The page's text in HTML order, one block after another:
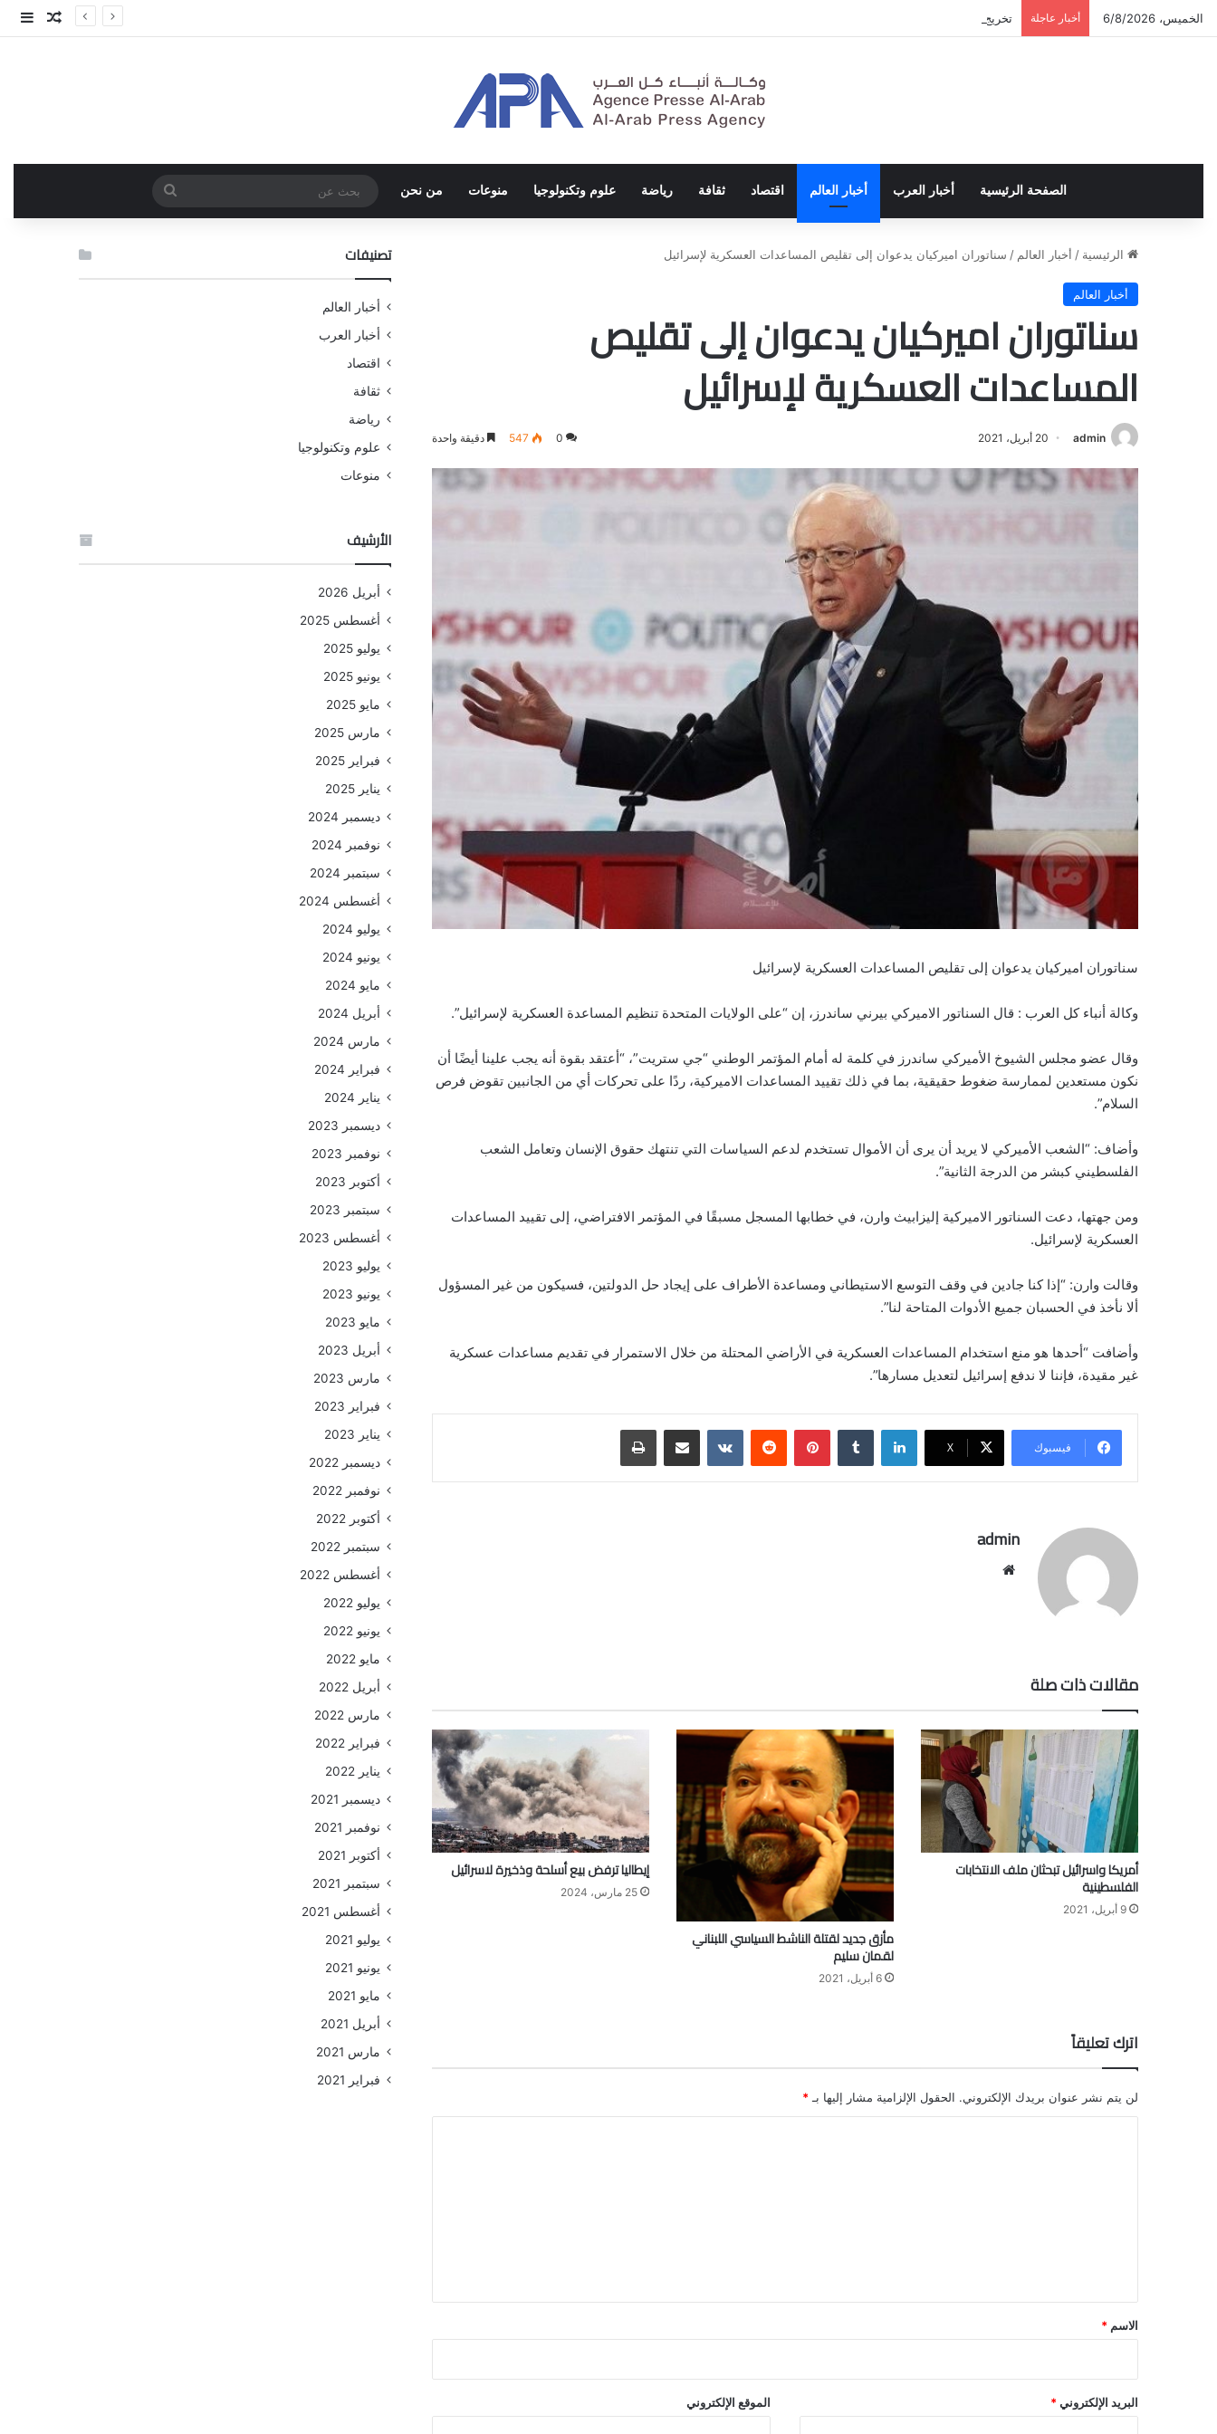
الخميس، 6/8/2026 أخبار عاجلة تخريج دورة إعداد قيادات أكاديمية لمناهضة الاحتلال والفصل العنصري مقال
الصفحة الرئيسية أخبار العرب أخبار العالم اقتصاد ثقافة رياضة علوم وتكنولوجيا منوعات من نحن
بحث
عن
الرئيسية / أخبار العالم / سناتوران اميركيان يدعوان إلى تقليص المساعدات العسكرية لإسرائيل
أخبار العالم
سناتوران اميركيان يدعوان إلى تقليص
المساعدات العسكرية لإسرائيل
admin 20 أبريل، 2021 0
547 دقيقة واحدة
سناتوران اميركيان يدعوان إلى تقليص المساعدات العسكرية لإسرائيل
وكالة أنباء كل العرب : قال السناتور الاميركي بيرني ساندرز، إن “على الولايات المتحدة تنظيم المساعدة العسكرية لإسرائيل”.
وقال عضو مجلس الشيوخ الأميركي ساندرز في كلمة له أمام المؤتمر الوطني “جي ستريت”، “أعتقد بقوة أنه يجب علينا أيضًا أن
نكون مستعدين لممارسة ضغوط حقيقية، بما في ذلك تقييد المساعدات الاميركية، ردًا على تحركات أي من الجانبين تقوض فرص
السلام”.
وأضاف: “الشعب الأميركي لا يريد أن يرى أن الأموال تستخدم لدعم السياسات التي تنتهك حقوق الإنسان وتعامل الشعب
الفلسطيني كبشر من الدرجة الثانية”.
ومن جهتها، دعت السناتور الاميركية إليزابيث وارن، في خطابها المسجل مسبقًا في المؤتمر الافتراضي، إلى تقييد المساعدات
العسكرية لإسرائيل.
وقالت وارن: “إذا كنا جادين في وقف التوسع الاستيطاني ومساعدة الأطراف على إيجاد حل الدولتين، فسيكون من غير المسؤول
ألا نأخذ في الحسبان جميع الأدوات المتاحة لنا”.
وأضافت “أحدها هو منع استخدام المساعدات العسكرية في الأراضي المحتلة من خلال الاستمرار في تقديم مساعدات عسكرية
غير مقيدة، فإننا لا ندفع إسرائيل لتعديل مسارها”.
فيسبوك ‫X
لينكدإن بينتيريست مشاركة عبر البريد طباعة
admin
مقالات ذات صلة
أمريكا واسرائيل تبحثان ملف الانتخابات
الفلسطينية
9 أبريل، 2021
مأزق جديد لقتلة الناشط السياسي اللبناني
لقمان سليم
6 أبريل، 2021
إيطاليا ترفض بيع أسلحة وذخيرة لاسرائيل
25 مارس، 2024
اترك تعليقاً
لن يتم نشر عنوان بريدك الإلكتروني. الحقول الإلزامية مشار إليها بـ *
*
الاسم *
البريد الإلكتروني * الموقع الإلكتروني
تصنيفات
أخبار العالم
أخبار العرب
اقتصاد
ثقافة
رياضة
علوم وتكنولوجيا
منوعات
الأرشيف
أبريل 2026
أغسطس 2025
يوليو 2025
يونيو 2025
مايو 2025
مارس 2025
فبراير 2025
يناير 2025
ديسمبر 2024
نوفمبر 2024
سبتمبر 2024
أغسطس 2024
يوليو 2024
يونيو 2024
مايو 2024
أبريل 2024
مارس 2024
فبراير 2024
يناير 2024
ديسمبر 2023
نوفمبر 2023
أكتوبر 2023
سبتمبر 2023
أغسطس 2023
يوليو 2023
يونيو 2023
مايو 2023
أبريل 2023
مارس 2023
فبراير 2023
يناير 2023
ديسمبر 2022
نوفمبر 2022
أكتوبر 2022
سبتمبر 2022
أغسطس 2022
يوليو 2022
يونيو 2022
مايو 2022
أبريل 2022
مارس 2022
فبراير 2022
يناير 2022
ديسمبر 2021
نوفمبر 2021
أكتوبر 2021
سبتمبر 2021
أغسطس 2021
يوليو 2021
يونيو 2021
مايو 2021
أبريل 2021
مارس 2021
فبراير 2021